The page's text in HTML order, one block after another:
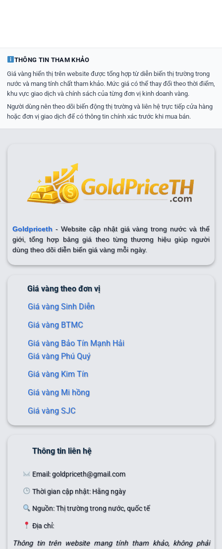
THÔNG TIN THAM KHẢO
Giá vàng hiển thị trên website được tổng hợp từ diễn biến thị trường trong
nước và mang tính chất tham khảo. Mức giá có thể thay đổi theo thời điểm,
khu vực giao dịch và chính sách của từng đơn vị kinh doanh vàng.
Người dùng nên theo dõi biến động thị trường và liên hệ trực tiếp cửa hàng
hoặc đơn vị giao dịch để có thông tin chính xác trước khi mua bán.
Goldpriceth- Website cập nhật giá vàng trong nước và thế
giới, tổng hợp bảng giá theo từng thương hiệu giúp người
dùng theo dõi diễn biến giá vàng mỗi ngày.
Giá vàng theo đơn vị
Giá vàng Sinh Diễn
Giá vàng BTMC
Giá vàng Bảo Tín Mạnh Hải
Giá vàng Phú Quý
Giá vàng Kim Tín
Giá vàng Mi hồng
Giá vàng SJC
Thông tin liên hệ
Email: goldpriceth@gmail.com
Thời gian cập nhật: Hằng ngày
Nguồn: Thị trường trong nước, quốc tế
Địa chỉ:
Thông tin trên website mang tính tham khảo, không phải